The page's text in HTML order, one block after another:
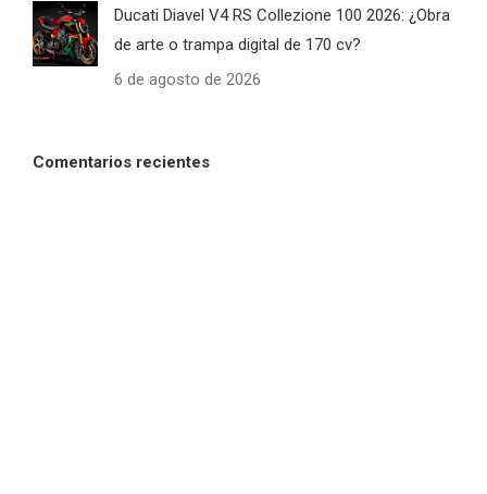
Ducati Diavel V4 RS Collezione 100 2026: ¿Obra
de arte o trampa digital de 170 cv?
6 de agosto de 2026
Comentarios recientes